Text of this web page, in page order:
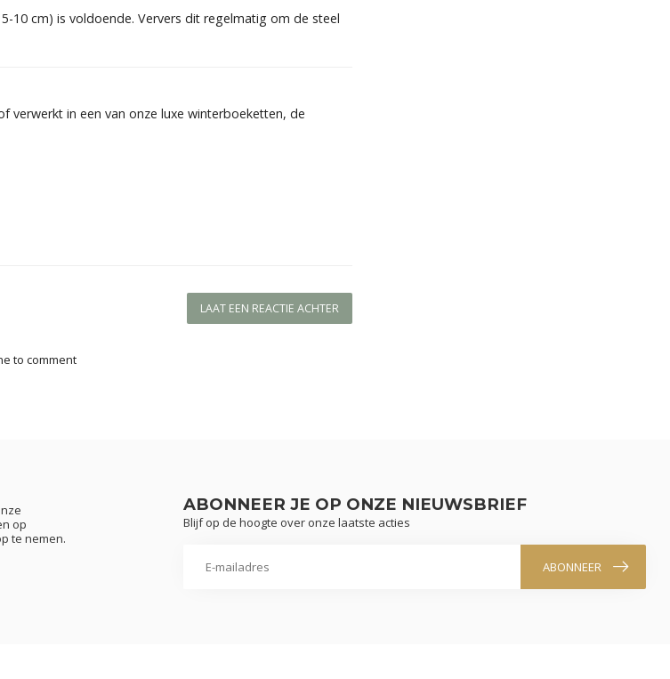
10 cm) is voldoende. Ververs dit regelmatig om de steel
verwerkt in een van onze luxe winterboeketten, de
LAAT EEN REACTIE ACHTER
to comment
op
te nemen.
ABONNEER JE OP ONZE NIEUWSBRIEF
Blijf op de hoogte over onze laatste acties
ABONNEER